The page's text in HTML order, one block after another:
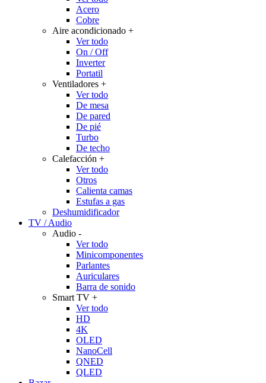
Acero
Cobre
Aire acondicionado +
Ver todo
On / Off
Inverter
Portatil
Ventiladores +
Ver todo
De mesa
De pared
De pié
Turbo
De techo
Calefacción +
Ver todo
Otros
Calienta camas
Estufas a gas
Deshumidificador
TV / Audio
Audio -
Ver todo
Minicomponentes
Parlantes
Auriculares
Barra de sonido
Smart TV +
Ver todo
HD
4K
OLED
NanoCell
QNED
QLED